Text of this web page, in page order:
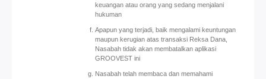
keuangan atau orang yang sedang menjalani
hukuman
Apapun yang terjadi, baik mengalami keuntungan
maupun kerugian atas transaksi Reksa Dana,
Nasabah tidak akan membatalkan aplikasi
GROOVEST ini
Nasabah telah membaca dan memahami